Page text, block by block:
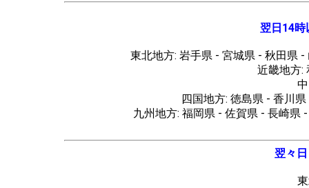
翌日14時
東北地方: 岩手県 - 宮城県 - 秋田県
近畿地方:
四国地方: 徳島県 - 香川
九州地方: 福岡県 - 佐賀県 - 長崎県
翌々